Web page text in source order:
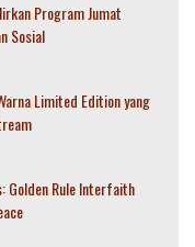
Program Jumat
Sosial
Limited Edition yang
Golden Rule Interfaith